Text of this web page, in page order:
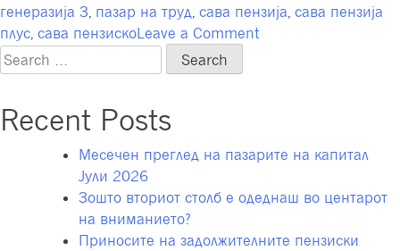
генеразија З пазар на труд сава пензија сава пензија
плус сава пензискоLeave a Commenton
на
на
Search
for:
Recent Posts
Месечен преглед на пазарите на капитал
Јули 2026
Зошто вториот столб е одеднаш во центарот
на вниманието?
Приносите на задолжителните пензиски